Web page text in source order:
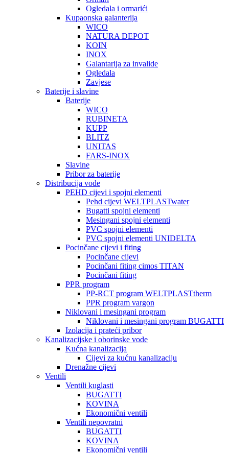
Ogledala i ormarići
Kupaonska galanterija
WICO
NATURA DEPOT
KOIN
INOX
Galantarija za invalide
Ogledala
Zavjese
Baterije i slavine
Baterije
WICO
RUBINETA
KUPP
BLITZ
UNITAS
FARS-INOX
Slavine
Pribor za baterije
Distribucija vode
PEHD cijevi i spojni elementi
Pehd cijevi WELTPLASTwater
Bugatti spojni elementi
Mesingani spojni elementi
PVC spojni elementi
PVC spojni elementi UNIDELTA
Pocinčane cijevi i fiting
Pocinčane cijevi
Pocinčani fiting cimos TITAN
Pocinčani fiting
PPR program
PP-RCT program WELTPLASTtherm
PPR program vargon
Niklovani i mesingani program
Niklovani i mesingani program BUGATTI
Izolacija i prateći pribor
Kanalizacijske i oborinske vode
Kućna kanalizacija
Cijevi za kućnu kanalizaciju
Drenažne cijevi
Ventili
Ventili kuglasti
BUGATTI
KOVINA
Ekonomični ventili
Ventili nepovratni
BUGATTI
KOVINA
Ekonomični ventili